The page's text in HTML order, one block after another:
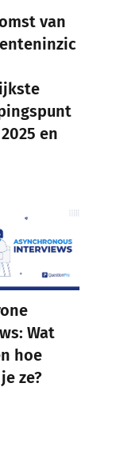
van
en
Wat
hoe
ze?